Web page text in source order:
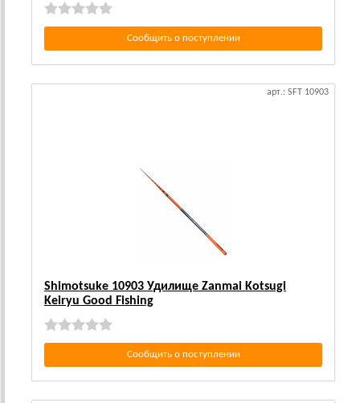
Сообщить о поступлении
арт.: SFT 10903
Shimotsuke 10903 Удилище Zanmai Kotsugi
Keiryu Good Fishing
Сообщить о поступлении